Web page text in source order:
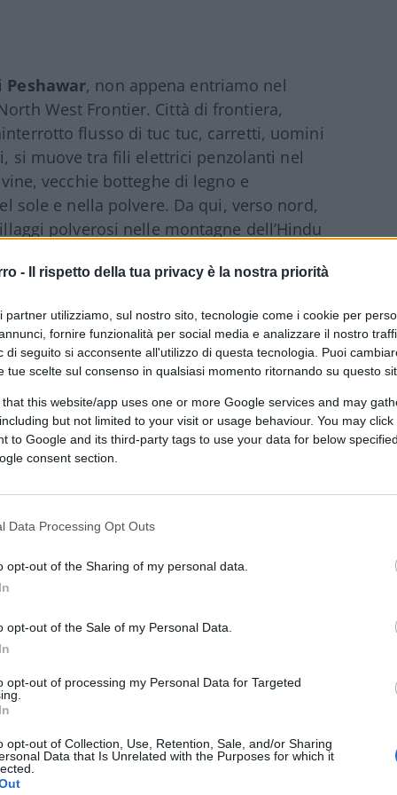
- Il rispetto della tua privacy è la nostra priorità
partner utilizziamo, sul nostro sito, tecnologie come i cookie per
fornire funzionalità per social media e analizzare il nostro
di seguito si acconsente all'utilizzo di questa tecnologia. Puoi
tue scelte sul consenso in qualsiasi momento ritornando su questo
that this website/app uses one or more Google services and may
but not limited to your visit or usage behaviour. You may
to Google and its third-party tags to use your data for below
consent section.
Data Processing Opt Outs
opt-out of the Sharing of my personal data.
opt-out of the Sale of my Personal Data.
opt-out of processing my Personal Data for Targeted
opt-out of Collection, Use, Retention, Sale, and/or Sharing
Data that Is Unrelated with the Purposes for which it
Peshawar, non appena entriamo nel
West Frontier. Città di frontiera,
flusso di tuc tuc, carretti, uomini
si muove tra fili elettrici penzolanti nel
vecchie botteghe di legno e
sole e nella polvere. Da qui, verso nord,
polverosi nelle montagne dell’Hindu
più vicino.
riconosciute territori del Khyber
in cui gli estremisti religiosi si sono
tribali, dove il governo pakistano ha
codice d’onore ancestrale delle genti
I 4 uomini del commando anti
non raggiungeremo Chitral, 300 km più
quella la mia destinazione, un’etnia la
le indagini genetiche stiano svelando a
e occhi azzurri vi sia un incredibile